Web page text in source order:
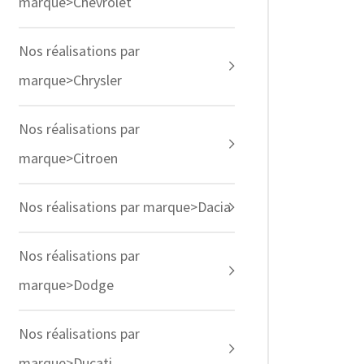
Nos réalisations par
marque>Chrysler
Nos réalisations par
marque>Citroen
Nos réalisations par marque>Dacia
Nos réalisations par
marque>Dodge
Nos réalisations par